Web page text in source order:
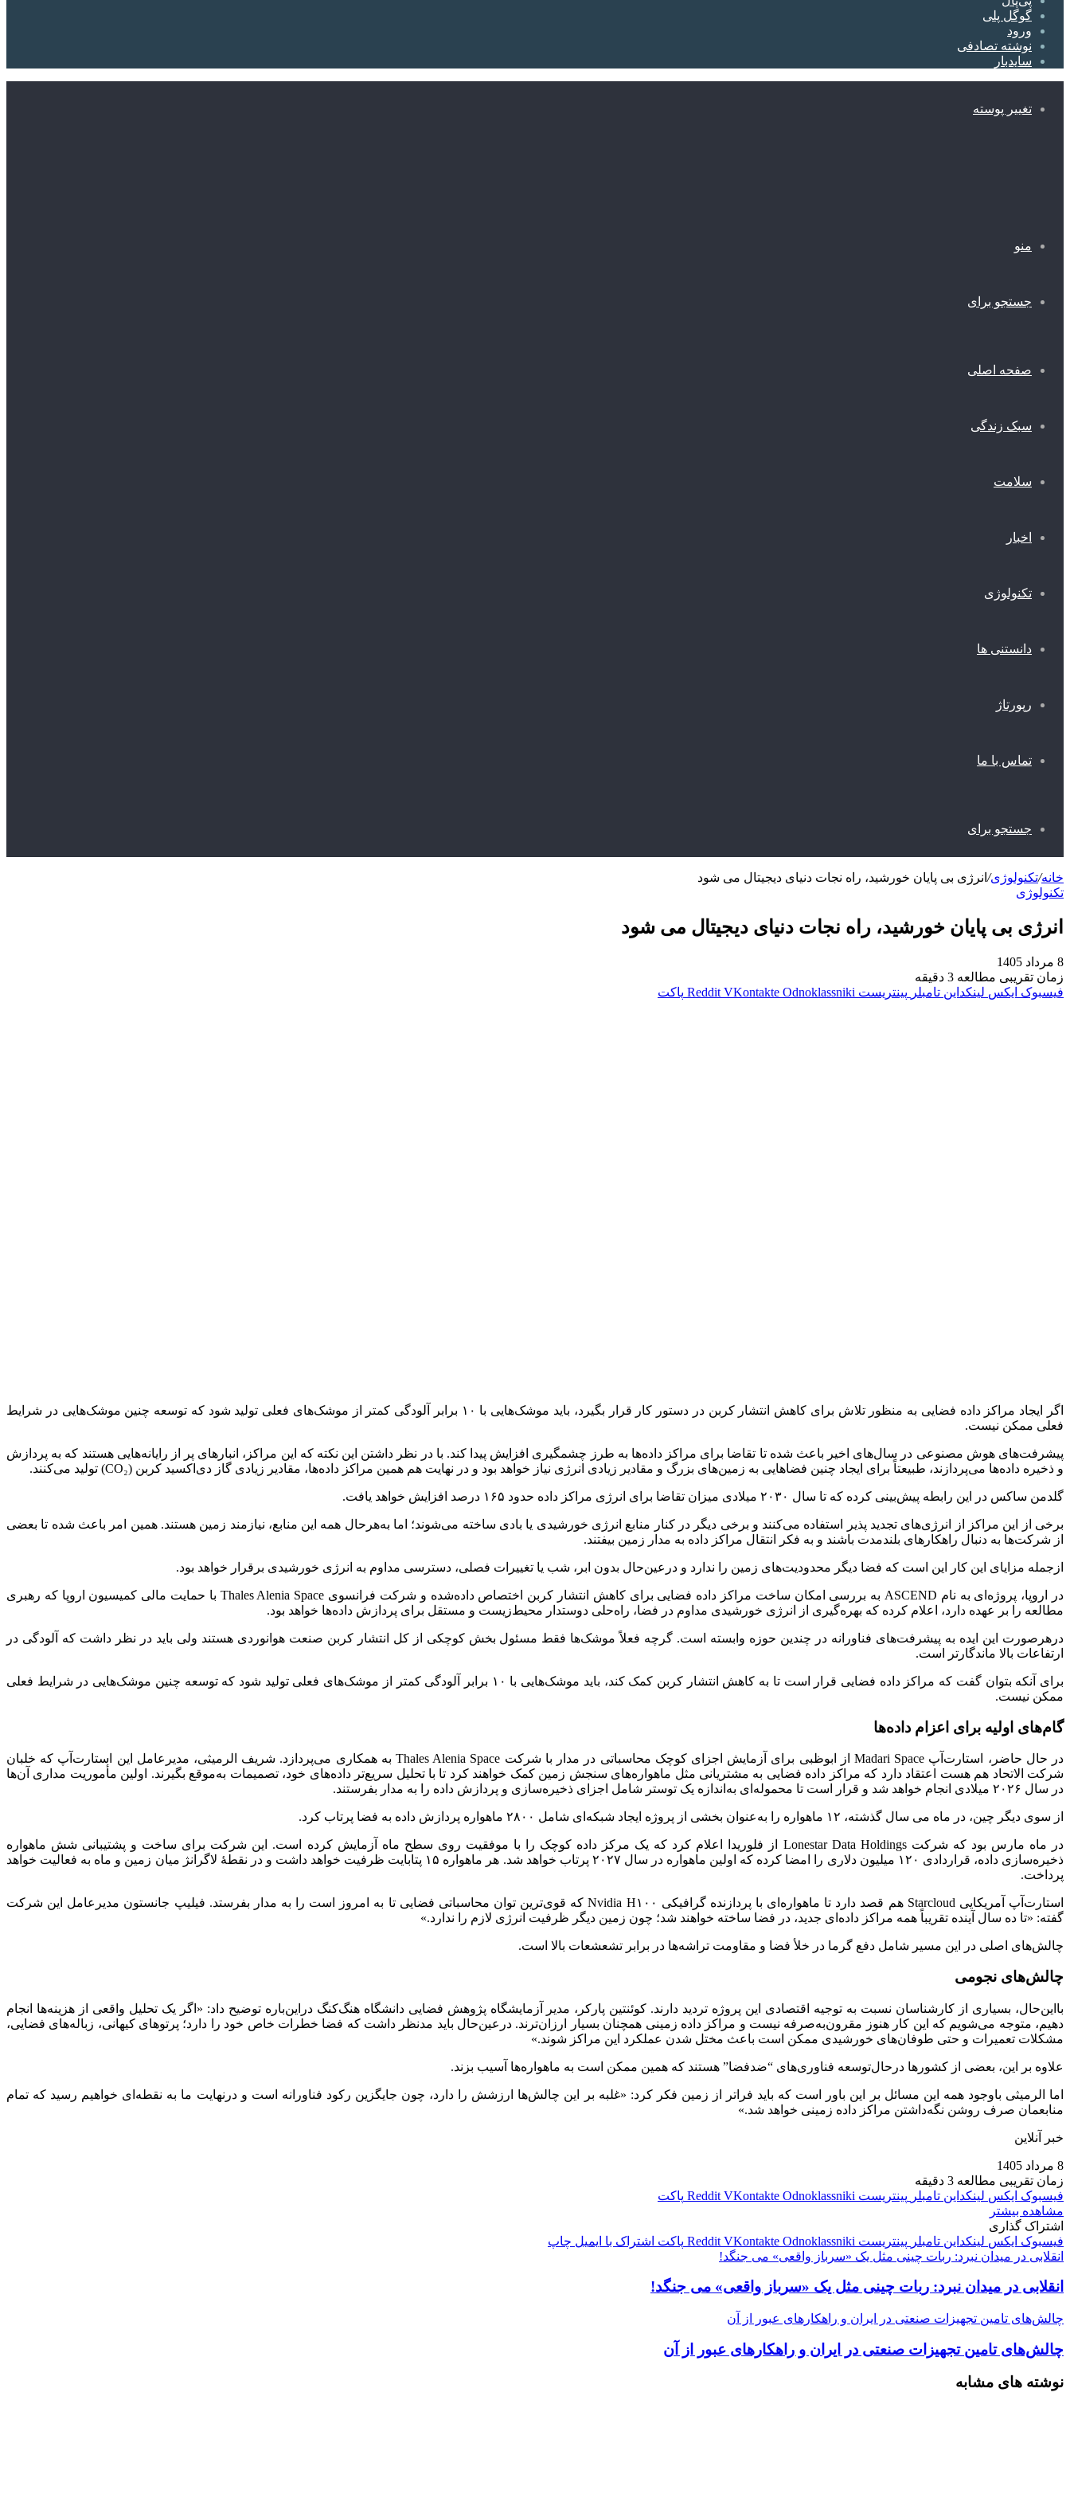
گوگل پلی
ورود
نوشته تصادفی
سایدبار
تغییر پوسته
منو
جستجو برای
صفحه اصلی
سبک زندگی
سلامت
اخبار
تکنولوژی
دانستنی ها
رپورتاژ
تماس با ما
جستجو برای
خانه/تکنولوژی/ انرژی بی‌ پایان خورشید، راه نجات دنیای دیجیتال می شود
تکنولوژی
انرژی بی‌ پایان خورشید، راه نجات دنیای دیجیتال می شود
8 مرداد 1405
زمان تقریبی مطالعه 3 دقیقه
فیسبوک ایکس لینکداین تامبلر پینتریست Reddit VKontakte Odnoklassniki پاکت
اگر ایجاد مراکز داده فضایی به منظور تلاش برای کاهش انتشار کربن در دستور کار قرار بگیرد، باید موشک‌هایی با ۱۰ برابر آلودگی کمتر از موشک‌های فعلی تولید شود که توسعه چنین موشک‌هایی در شرایط
فعلی ممکن نیست.
پیشرفت‌های هوش مصنوعی در سال‌های اخیر باعث شده تا تقاضا برای مراکز داده‌ها به طرز چشمگیری افزایش پیدا کند. با در نظر داشتن این نکته که این مراکز، انبارهای پر از رایانه‌هایی هستند که به پردازش
و ذخیره داده‌ها می‌پردازند، طبیعتاً برای ایجاد چنین فضاهایی به زمین‌های بزرگ و مقادیر زیادی انرژی نیاز خواهد بود و در نهایت هم همین مراکز داده‌ها، مقادیر زیادی گاز دی‌اکسید کربن (CO₂) تولید می‌کنند.
گلدمن ساکس در این رابطه پیش‌بینی کرده که تا سال ۲۰۳۰ میلادی میزان تقاضا برای انرژی مراکز داده حدود ۱۶۵ درصد افزایش خواهد یافت.
برخی از این مراکز از انرژی‌های تجدید پذیر استفاده می‌کنند و برخی دیگر در کنار منابع انرژی خورشیدی یا بادی ساخته می‌شوند؛ اما به‌هرحال همه این منابع، نیازمند زمین هستند. همین امر باعث شده تا بعضی
از شرکت‌ها به دنبال راهکارهای بلندمدت باشند و به فکر انتقال مراکز داده به مدار زمین بیفتند.
ازجمله مزایای این کار این است که فضا دیگر محدودیت‌های زمین را ندارد و درعین‌حال بدون ابر، شب یا تغییرات فصلی، دسترسی مداوم به انرژی خورشیدی برقرار خواهد بود.
در اروپا، پروژه‌ای به نام ASCEND به بررسی امکان ساخت مراکز داده فضایی برای کاهش انتشار کربن اختصاص داده‌شده و شرکت فرانسوی Thales Alenia Space با حمایت مالی کمیسیون اروپا که رهبری
مطالعه را بر عهده دارد، اعلام کرده که بهره‌گیری از انرژی خورشیدی مداوم در فضا، راه‌حلی دوستدار محیط‌زیست و مستقل برای پردازش داده‌ها خواهد بود.
درهرصورت این ایده به پیشرفت‌های فناورانه در چندین حوزه وابسته است. گرچه فعلاً موشک‌ها فقط مسئول بخش کوچکی از کل انتشار کربن صنعت هوانوردی هستند ولی باید در نظر داشت که آلودگی در
ارتفاعات بالا ماندگارتر است.
برای آنکه بتوان گفت که مراکز داده فضایی قرار است تا به کاهش انتشار کربن کمک کند، باید موشک‌هایی با ۱۰ برابر آلودگی کمتر از موشک‌های فعلی تولید شود که توسعه چنین موشک‌هایی در شرایط فعلی
ممکن نیست.
گام‌های اولیه برای اعزام داده‌ها
در حال حاضر، استارت‌آپ Madari Space از ابوظبی برای آزمایش اجزای کوچک محاسباتی در مدار با شرکت Thales Alenia Space به همکاری می‌پردازد. شریف الرمیثی، مدیرعامل این استارت‌آپ که خلبان
شرکت الاتحاد هم هست اعتقاد دارد که مراکز داده فضایی به مشتریانی مثل ماهواره‌های سنجش زمین کمک خواهند کرد تا با تحلیل سریع‌تر داده‌های خود، تصمیمات به‌موقع بگیرند. اولین مأموریت مداری آن‌ها
در سال ۲۰۲۶ میلادی انجام خواهد شد و قرار است تا محموله‌ای به‌اندازه یک توستر شامل اجزای ذخیره‌سازی و پردازش داده را به مدار بفرستند.
از سوی دیگر چین، در ماه می سال گذشته، ۱۲ ماهواره را به‌عنوان بخشی از پروژه ایجاد شبکه‌ای شامل ۲۸۰۰ ماهواره پردازش داده به فضا پرتاب کرد.
در ماه مارس بود که شرکت Lonestar Data Holdings از فلوریدا اعلام کرد که یک مرکز داده کوچک را با موفقیت روی سطح ماه آزمایش کرده است. این شرکت برای ساخت و پشتیبانی شش ماهواره
ذخیره‌سازی داده، قراردادی ۱۲۰ میلیون دلاری را امضا کرده که اولین ماهواره در سال ۲۰۲۷ پرتاب خواهد شد. هر ماهواره ۱۵ پتابایت ظرفیت خواهد داشت و در نقطهٔ لاگرانژ میان زمین و ماه به فعالیت خواهد
پرداخت.
استارت‌آپ آمریکایی Starcloud هم قصد دارد تا ماهواره‌ای با پردازنده گرافیکی Nvidia H۱۰۰ که قوی‌ترین توان محاسباتی فضایی تا به امروز است را به مدار بفرستد. فیلیپ جانستون مدیرعامل این شرکت
گفته: «تا ده سال آینده تقریباً همه مراکز داده‌ای جدید، در فضا ساخته خواهند شد؛ چون زمین دیگر ظرفیت انرژی لازم را ندارد.»
چالش‌های اصلی در این مسیر شامل دفع گرما در خلأ فضا و مقاومت تراشه‌ها در برابر تشعشعات بالا است.
چالش‌های نجومی
بااین‌حال، بسیاری از کارشناسان نسبت به توجیه اقتصادی این پروژه تردید دارند. کوئنتین پارکر، مدیر آزمایشگاه پژوهش فضایی دانشگاه هنگ‌کنگ دراین‌باره توضیح داد: «اگر یک تحلیل واقعی از هزینه‌ها انجام
دهیم، متوجه می‌شویم که این کار هنوز مقرون‌به‌صرفه نیست و مراکز داده زمینی همچنان بسیار ارزان‌ترند. درعین‌حال باید مدنظر داشت که فضا خطرات خاص خود را دارد؛ پرتوهای کیهانی، زباله‌های فضایی،
مشکلات تعمیرات و حتی طوفان‌های خورشیدی ممکن است باعث مختل شدن عملکرد این مراکز شوند.»
علاوه بر این، بعضی از کشورها درحال‌توسعه فناوری‌های “ضدفضا” هستند که همین ممکن است به ماهواره‌ها آسیب بزند.
اما الرمیثی باوجود همه این مسائل بر این باور است که باید فراتر از زمین فکر کرد: «غلبه بر این چالش‌ها ارزشش را دارد، چون جایگزین رکود فناورانه است و درنهایت ما به نقطه‌ای خواهیم رسید که تمام
منابعمان صرف روشن نگه‌داشتن مراکز داده زمینی خواهد شد.»
خبر آنلاین
8 مرداد 1405
زمان تقریبی مطالعه 3 دقیقه
فیسبوک ایکس لینکداین تامبلر پینتریست Reddit VKontakte Odnoklassniki
پاکت
مشاهده بیشتر
اشتراک گذاری
فیسبوک ایکس لینکداین تامبلر پینتریست Reddit VKontakte Odnoklassniki پاکت اشتراک با ایمیل چاپ
انقلابی در میدان نبرد: ربات چینی مثل یک «سرباز واقعی» می‌ جنگد!
انقلابی در میدان نبرد: ربات چینی مثل یک «سرباز واقعی» می‌ جنگد!
چالش‌های تامین تجهیزات صنعتی در ایران و راهکارهای عبور از آن
چالش‌های تامین تجهیزات صنعتی در ایران و راهکارهای عبور از آن
نوشته های مشابه